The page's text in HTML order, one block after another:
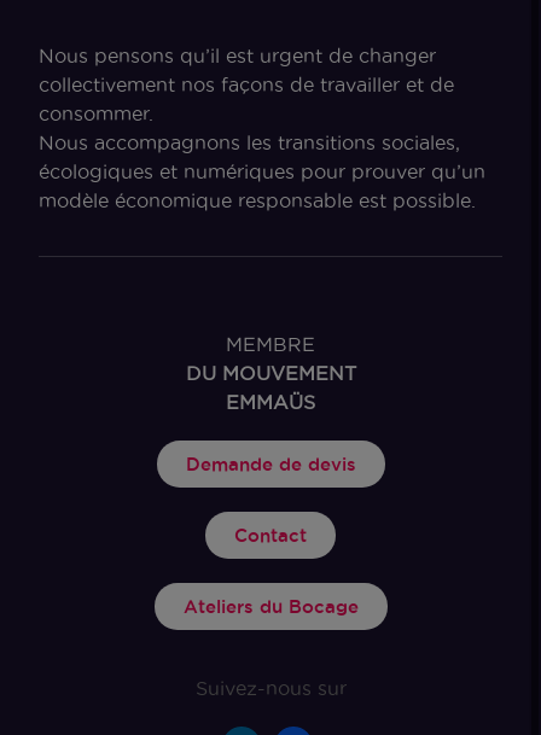
Nous pensons qu’il est urgent de changer
collectivement nos façons de travailler et de
consommer.
Nous accompagnons les transitions sociales,
écologiques et numériques pour prouver qu’un
modèle économique responsable est possible.
MEMBRE
DU MOUVEMENT
EMMAÜS
Demande de devis
Contact
Ateliers du Bocage
Suivez-nous sur